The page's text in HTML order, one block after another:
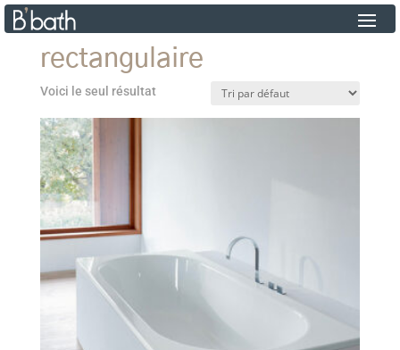
rectangulaire
Voici le seul résultat